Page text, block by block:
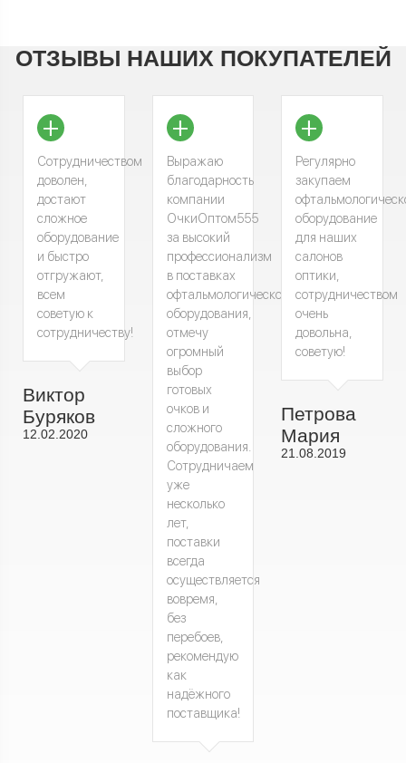
ОТЗЫВЫ НАШИХ ПОКУПАТЕЛЕЙ
+
Сотрудничеством
доволен,
достают
сложное
оборудование
и быстро
отгружают,
всем
советую к
сотрудничеству!
Виктор
Буряков
12.02.2020
+
Выражаю
благодарность
компании
ОчкиОптом555
за высокий
профессионализм
в поставках
офтальмологического
оборудования,
отмечу
огромный
выбор
готовых
очков и
сложного
оборудования.
Сотрудничаем
уже
несколько
лет,
поставки
всегда
осуществляется
вовремя,
без
перебоев,
рекомендую
как
надёжного
поставщика!
+
Регулярно
закупаем
оборудование
для наших
салонов
оптики,
сотрудничеством
очень
довольна,
советую!
Петрова
Мария
21.08.2019